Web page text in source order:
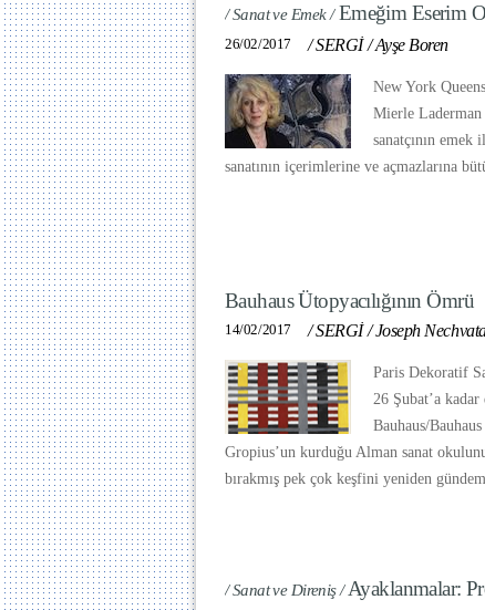
/ Sanat ve Emek /Emeğim Eserim
26/02/2017 /SERGİ /Ayşe Boren
New York
Mierle
sanatçının
sanatının içerimlerine ve açmazlarına
Bauhaus Ütopyacılığının Ömrü
14/02/2017 /SERGİ /Joseph
Paris Dekoratif
26 Şubat’a
Bauhaus/
Gropius’un kurduğu Alman sanat
bırakmış pek çok keşfini yeniden
/ Sanat ve Direniş /Ayaklanmalar: